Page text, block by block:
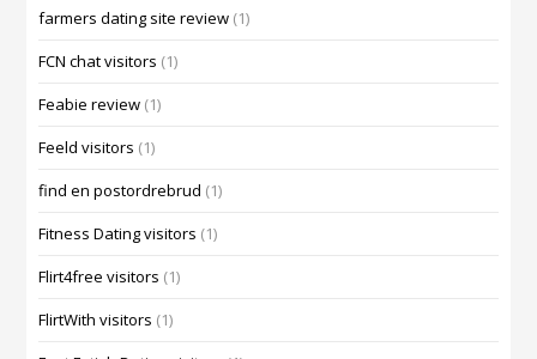
farmers dating site review (1)
FCN chat visitors (1)
Feabie review (1)
Feeld visitors (1)
find en postordrebrud (1)
Fitness Dating visitors (1)
Flirt4free visitors (1)
FlirtWith visitors (1)